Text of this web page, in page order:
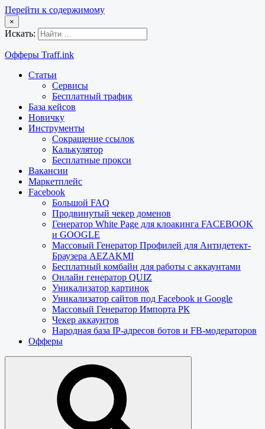
Перейти к содержимому
×
Искать:
Офферы Traff.ink
Статьи
Сервисы
Бесплатный трафик
База кейсов
Новичку
Инструменты
Сокращение ссылок
Калькулятор
Бесплатные прокси
Вакансии
Маркетплейс
Facebook
Большой FAQ
Продвинутый чекер доменов
Генератор White Page для клоакинга FACEBOOK
и GOOGLE
Массовый Генератор Профилей для Антидетект-
Браузера AEZAKMI
Бесплатный комбайн для работы с аккаунтами
Онлайн генератор QUIZ
Уникализатор картинок
Уникализатор сайтов под Facebook и Google
Массовый Генератор Импорта РК
Чекер аккаунтов
Народная база IP-адресов ботов и FB-модераторов
Офферы